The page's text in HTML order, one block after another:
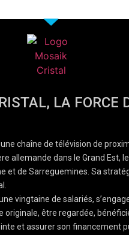
LA FORCE
chaîne de télévision de
allemande dans le Grand Est,
et de Sarreguemines. Sa
vingtaine de salariés,
originale, être regardée,
et assurer son financement